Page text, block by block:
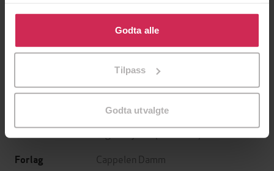
Klikk på «Godta alle» for å gi oss ditt samtykke til å
bruke cookies for alle disse formålene. Du kan også
tilpasse ditt samtykke til spesifikke formål ved å klikke
Godta alle
Tilpass
Godta utvalgte
En moderne familie
Fri vilje
en norsk roman i tre deler
Vigdis Hjorth(forfatter)
Forlag Cappelen Damm